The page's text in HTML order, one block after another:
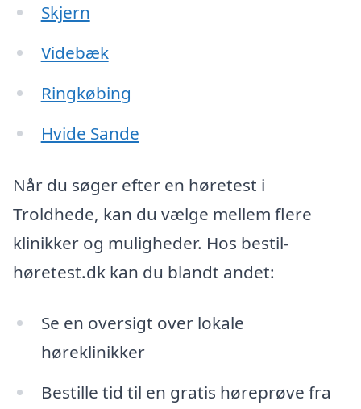
Skjern
Videbæk
Ringkøbing
Hvide Sande
Når du søger efter en høretest i
Troldhede, kan du vælge mellem flere
klinikker og muligheder. Hos bestil-
høretest.dk kan du blandt andet:
Se en oversigt over lokale
høreklinikker
Bestille tid til en gratis høreprøve fra